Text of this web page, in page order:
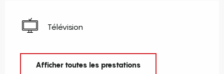
Télévision
Afficher toutes les prestations